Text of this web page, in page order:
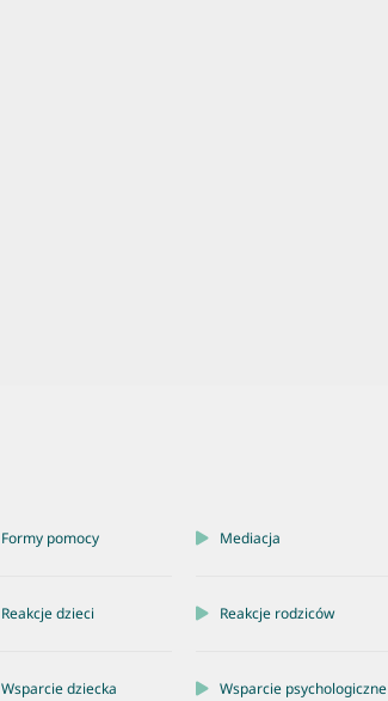
Formy pomocy Mediacja
Reakcje dzieci Reakcje rodziców
Wsparcie dziecka Wsparcie psychologiczne